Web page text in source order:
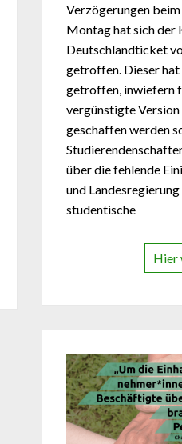
Verzögerungen
Montag hat sich der
Deutschlandticket
getroffen. Dieser hat
getroffen, inwiefern
vergünstigte
geschaffen werden
über die fehlende
und
studentische
Hier